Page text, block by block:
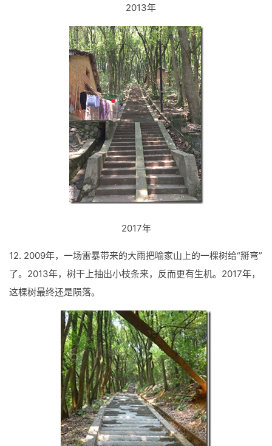
2013年
2017年
12. 2009年，一场雷暴带来的大雨把喻家山上的一棵树给“掰弯”
了。2013年，树干上抽出小枝条来，反而更有生机。2017年，
这棵树最终还是陨落。